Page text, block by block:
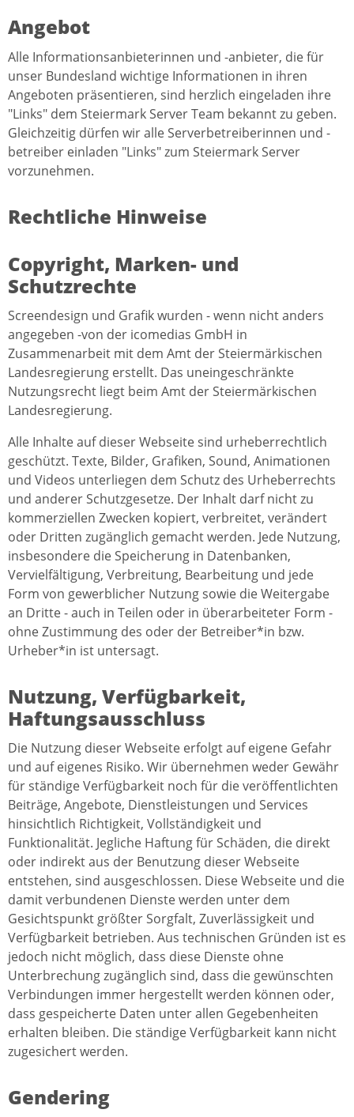
Angebot
Alle Informationsanbieterinnen und -anbieter, die für
unser Bundesland wichtige Informationen in ihren
Angeboten präsentieren, sind herzlich eingeladen ihre
"Links" dem Steiermark Server Team bekannt zu geben.
Gleichzeitig dürfen wir alle Serverbetreiberinnen und -
betreiber einladen "Links" zum Steiermark Server
vorzunehmen.
Rechtliche Hinweise
Copyright, Marken- und
Schutzrechte
Screendesign und Grafik wurden - wenn nicht anders
angegeben -von der icomedias GmbH in
Zusammenarbeit mit dem Amt der Steiermärkischen
Landesregierung erstellt. Das uneingeschränkte
Nutzungsrecht liegt beim Amt der Steiermärkischen
Landesregierung.
Alle Inhalte auf dieser Webseite sind urheberrechtlich
geschützt. Texte, Bilder, Grafiken, Sound, Animationen
und Videos unterliegen dem Schutz des Urheberrechts
und anderer Schutzgesetze. Der Inhalt darf nicht zu
kommerziellen Zwecken kopiert, verbreitet, verändert
oder Dritten zugänglich gemacht werden. Jede Nutzung,
insbesondere die Speicherung in Datenbanken,
Vervielfältigung, Verbreitung, Bearbeitung und jede
Form von gewerblicher Nutzung sowie die Weitergabe
an Dritte - auch in Teilen oder in überarbeiteter Form -
ohne Zustimmung des oder der Betreiber*in bzw.
Urheber*in ist untersagt.
Nutzung, Verfügbarkeit,
Haftungsausschluss
Die Nutzung dieser Webseite erfolgt auf eigene Gefahr
und auf eigenes Risiko. Wir übernehmen weder Gewähr
für ständige Verfügbarkeit noch für die veröffentlichten
Beiträge, Angebote, Dienstleistungen und Services
hinsichtlich Richtigkeit, Vollständigkeit und
Funktionalität. Jegliche Haftung für Schäden, die direkt
oder indirekt aus der Benutzung dieser Webseite
entstehen, sind ausgeschlossen. Diese Webseite und die
damit verbundenen Dienste werden unter dem
Gesichtspunkt größter Sorgfalt, Zuverlässigkeit und
Verfügbarkeit betrieben. Aus technischen Gründen ist es
jedoch nicht möglich, dass diese Dienste ohne
Unterbrechung zugänglich sind, dass die gewünschten
Verbindungen immer hergestellt werden können oder,
dass gespeicherte Daten unter allen Gegebenheiten
erhalten bleiben. Die ständige Verfügbarkeit kann nicht
zugesichert werden.
Gendering